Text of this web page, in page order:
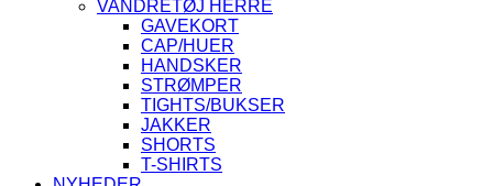
VANDRETØJ HERRE
GAVEKORT
CAP/HUER
HANDSKER
STRØMPER
TIGHTS/BUKSER
JAKKER
SHORTS
T-SHIRTS